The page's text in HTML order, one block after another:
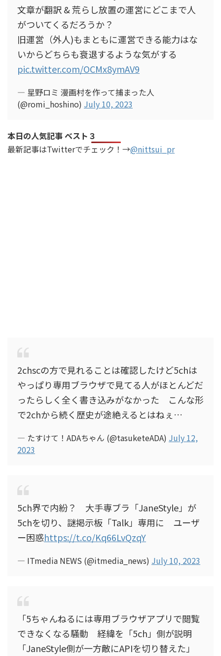
文章が翻訳 & 荒らし放置の運営にどこまで人
がついてくるだろうか？
旧運営（外人)もまともに運営できる能力はな
いからどちらも衰退するような気がする
pic.twitter.com/OCMx8ymAV9
— 星野ロミ 漫画村を作って捕まった人
(@romi_hoshino) July 10, 2023
本日の人気記事 ベスト３
最新記事はTwitterでチェック！→@nittsui_pr
2chscの方で見れることは確認したけど5chは
やっぱり専用ブラウザで見てる人がほとんどだ
ったらしく全く書き込みがなかった こんな形
で2chから続く歴史が途絶えるとはねぇ…
— たすけて！ADAちゃん (@tasuketeADA) July 12,
2023
5ch界で内紛？ 大手専ブラ「JaneStyle」が
5chを切り、謎掲示板「Talk」専用に ユーザ
ー困惑https://t.co/Kq66LvQzqY
— ITmedia NEWS (@itmedia_news) July 10, 2023
「5ちゃんねるには専用ブラウザアプリで閲覧
できなくなる騒動 経緯を「5ch」側が説明
「JaneStyle側が一方敵にAPIを切り替えた」